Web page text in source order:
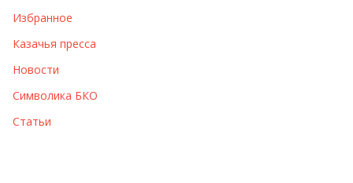
Избранное
Казачья пресса
Новости
Символика БКО
Статьи